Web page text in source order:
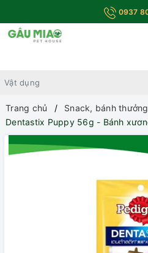
0937
Trang chủ
Snack, bánh
Dentastix Puppy 56g - Bánh